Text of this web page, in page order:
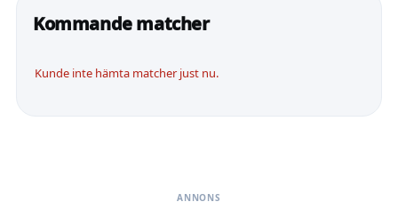
Kommande matcher
Kunde inte hämta matcher just nu.
ANNONS